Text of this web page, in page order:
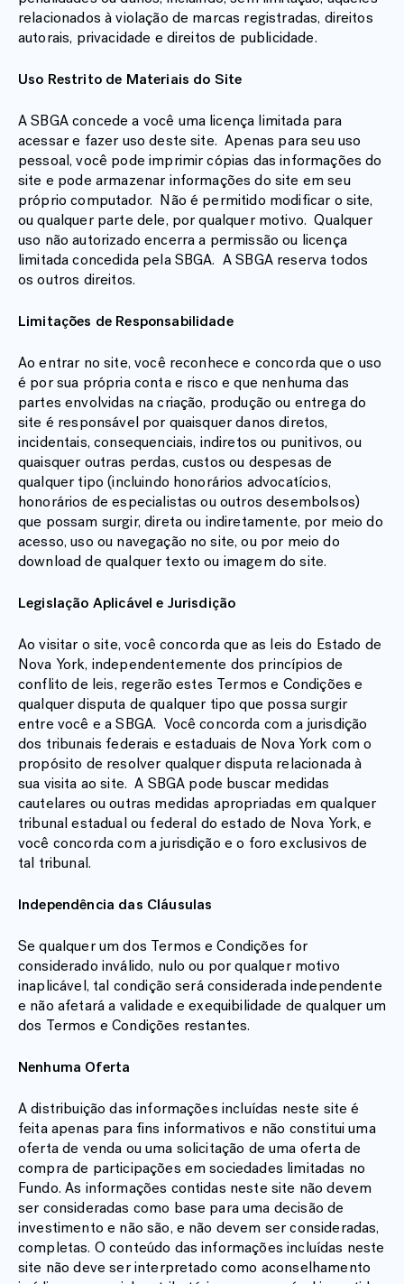
relacionados à violação de marcas registradas, direitos
autorais, privacidade e direitos de publicidade.
Uso Restrito de Materiais do Site
A SBGA concede a você uma licença limitada para
acessar e fazer uso deste site. Apenas para seu uso
pessoal, você pode imprimir cópias das informações do
site e pode armazenar informações do site em seu
próprio computador. Não é permitido modificar o site,
ou qualquer parte dele, por qualquer motivo. Qualquer
uso não autorizado encerra a permissão ou licença
limitada concedida pela SBGA. A SBGA reserva todos
os outros direitos.
Limitações de Responsabilidade
Ao entrar no site, você reconhece e concorda que o uso
é por sua própria conta e risco e que nenhuma das
partes envolvidas na criação, produção ou entrega do
site é responsável por quaisquer danos diretos,
incidentais, consequenciais, indiretos ou punitivos, ou
quaisquer outras perdas, custos ou despesas de
qualquer tipo (incluindo honorários advocatícios,
honorários de especialistas ou outros desembolsos)
que possam surgir, direta ou indiretamente, por meio do
acesso, uso ou navegação no site, ou por meio do
download de qualquer texto ou imagem do site.
Legislação Aplicável e Jurisdição
Ao visitar o site, você concorda que as leis do Estado de
Nova York, independentemente dos princípios de
conflito de leis, regerão estes Termos e Condições e
qualquer disputa de qualquer tipo que possa surgir
entre você e a SBGA. Você concorda com a jurisdição
dos tribunais federais e estaduais de Nova York com o
propósito de resolver qualquer disputa relacionada à
sua visita ao site. A SBGA pode buscar medidas
cautelares ou outras medidas apropriadas em qualquer
tribunal estadual ou federal do estado de Nova York, e
você concorda com a jurisdição e o foro exclusivos de
tal tribunal.
Independência das Cláusulas
Se qualquer um dos Termos e Condições for
considerado inválido, nulo ou por qualquer motivo
inaplicável, tal condição será considerada independente
e não afetará a validade e exequibilidade de qualquer um
dos Termos e Condições restantes.
Nenhuma Oferta
A distribuição das informações incluídas neste site é
feita apenas para fins informativos e não constitui uma
oferta de venda ou uma solicitação de uma oferta de
compra de participações em sociedades limitadas no
Fundo. As informações contidas neste site não devem
ser consideradas como base para uma decisão de
investimento e não são, e não devem ser consideradas,
completas. O conteúdo das informações incluídas neste
site não deve ser interpretado como aconselhamento